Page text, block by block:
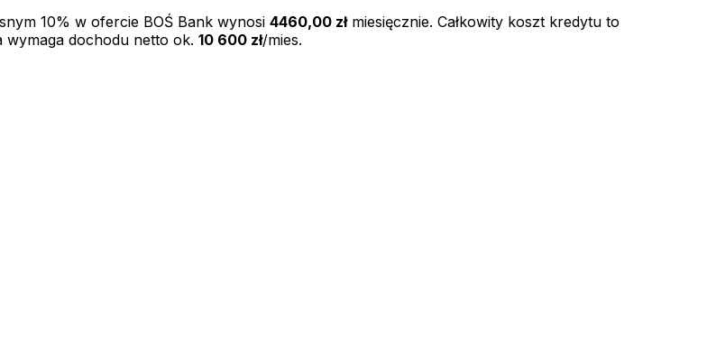
10% w ofercie BOŚ Bank wynosi 4460,00 złmiesięcznie. Całkowity koszt kredytu to
wymaga dochodu netto ok. 10 600 zł/mies.